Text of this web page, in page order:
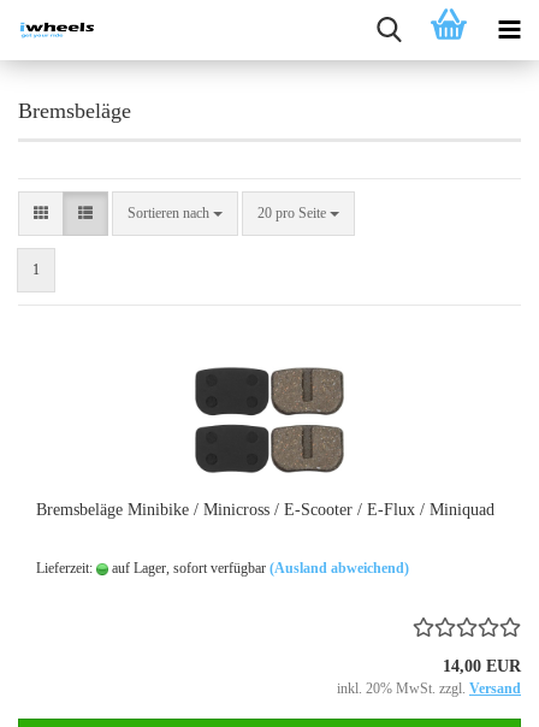
Bremsbeläge
Sortieren nach
Sortieren nach 20 pro Seite
pro Seite
1
Bremsbeläge Minibike / Minicross / E-Scooter / E-Flux / Miniquad
Lieferzeit: auf Lager, sofort verfügbar (Ausland abweichend)
14,00 EUR
inkl. 20% MwSt. zzgl. Versand